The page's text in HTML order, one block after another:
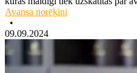
Avansa norēķini
•
09.09.2024